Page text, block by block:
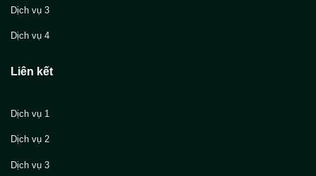
Dịch vụ 3
Dịch vụ 4
Liên kết
Dịch vụ 1
Dịch vụ 2
Dịch vụ 3